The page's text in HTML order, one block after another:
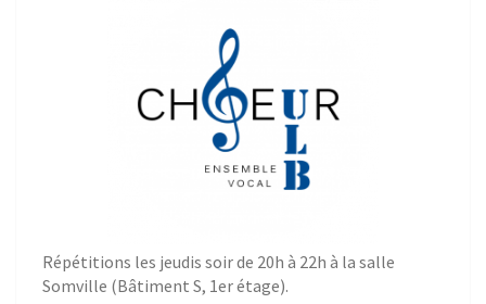
Répétitions les jeudis soir de 20h à 22h à la salle
Somville (Bâtiment S, 1er étage).